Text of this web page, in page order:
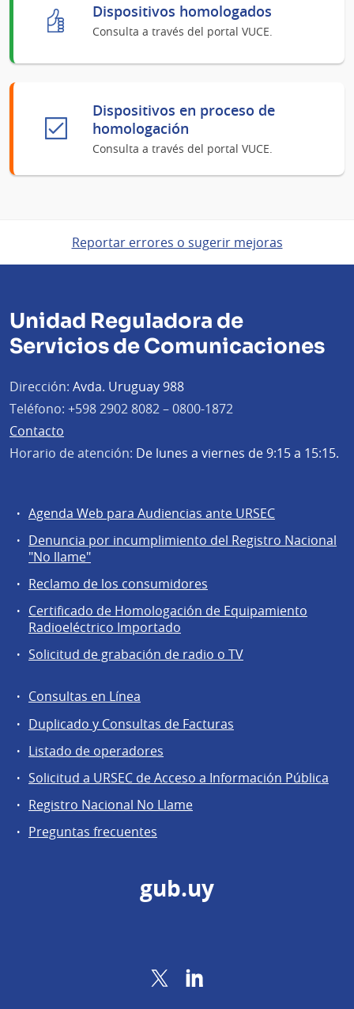
Dispositivos homologados
Consulta a través del portal VUCE.
Dispositivos en proceso de
homologación
Consulta a través del portal VUCE.
Reportar errores o sugerir mejoras
Unidad Reguladora de
Servicios de Comunicaciones
Dirección: Avda. Uruguay 988
Teléfono: +598 2902 8082 – 0800-1872
Contacto
Horario de atención: De lunes a viernes de 9:15 a 15:15.
Servicios
comunidad
Agenda Web para Audiencias ante URSEC
Denuncia por incumplimiento del Registro Nacional
"No llame"
Reclamo de los consumidores
Certificado de Homologación de Equipamiento
Radioeléctrico Importado
Solicitud de grabación de radio o TV
Agentes
regulados
Consultas en Línea
Duplicado y Consultas de Facturas
Listado de operadores
Solicitud a URSEC de Acceso a Información Pública
Registro Nacional No Llame
Preguntas frecuentes
gub.uy
Twitter